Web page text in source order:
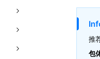
推
包